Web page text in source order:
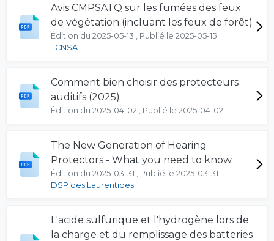
Avis CMPSATQ sur les fumées des feux
de végétation (incluant les feux de forêt)
Édition du 2025-05-13 , Publié le 2025-05-15
TCNSAT
Comment bien choisir des protecteurs
auditifs (2025)
Édition du 2025-04-02 , Publié le 2025-04-02
The New Generation of Hearing
Protectors - What you need to know
Édition du 2025-03-31 , Publié le 2025-03-31
DSP des Laurentides
L'acide sulfurique et l'hydrogène lors de
la charge et du remplissage des batteries